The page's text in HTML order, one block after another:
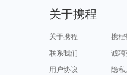
关于携程
关于携程
携程
联系我们
诚聘
用户协议
隐私